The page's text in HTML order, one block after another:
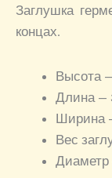
Заглушка
концах.
Высота
Длина —
Ширина
Вес